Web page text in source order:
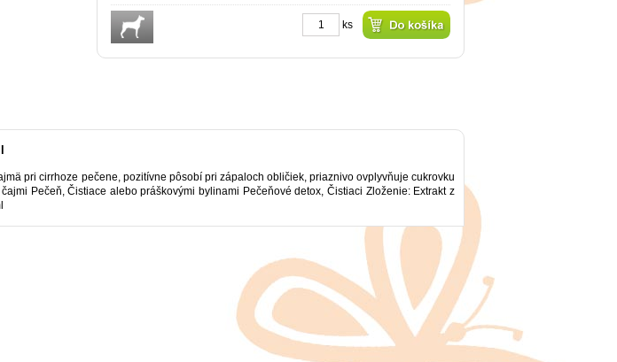
ks
pri cirrhoze pečene, pozitívne pôsobí pri zápaloch obličiek, priaznivo ovplyvňuje cukrovku
Pečeň, Čistiace alebo práškovými bylinami Pečeňové detox, Čistiaci Zloženie: Extrakt z